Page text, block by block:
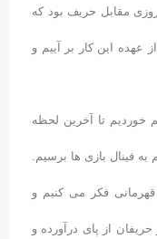
مقابل حریف بود که
عهده این کار بر آییم و
خوردیم تا آخرین لحظه
به فینال بازی ها برسیم.
فکر می کنیم و
حریفان از پای درآورده و